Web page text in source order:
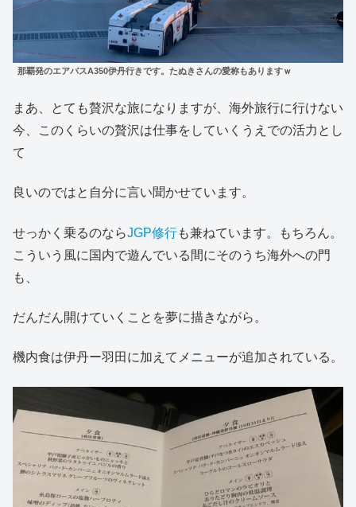
那覇発のエアバスA350伊丹行きです。たぬきさんの愛称もありますｗ
まあ、とても贅沢な旅になりますが、海外旅行に行けない
今、このくらいの贅沢は仕事をしていくうえでの活力とし
て
良いのではと自分に言い聞かせています。
せっかく乗るのならJGP修行も兼ねています。もちろん。
こういう風に国内で遊んでいる間にそのうち海外への門
も、
だんだん開けていくことを夢に描きながら。
機内食は伊丹ー羽田に加えてメニューが追加されている。